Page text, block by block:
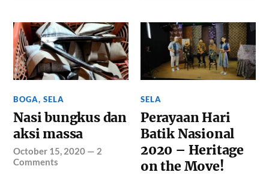
BOGA,SELA
Nasi bungkus dan
aksi massa
October 15, 2020 — 2
Comments
SELA
Perayaan Hari
Batik Nasional
2020 – Heritage
on the Move!